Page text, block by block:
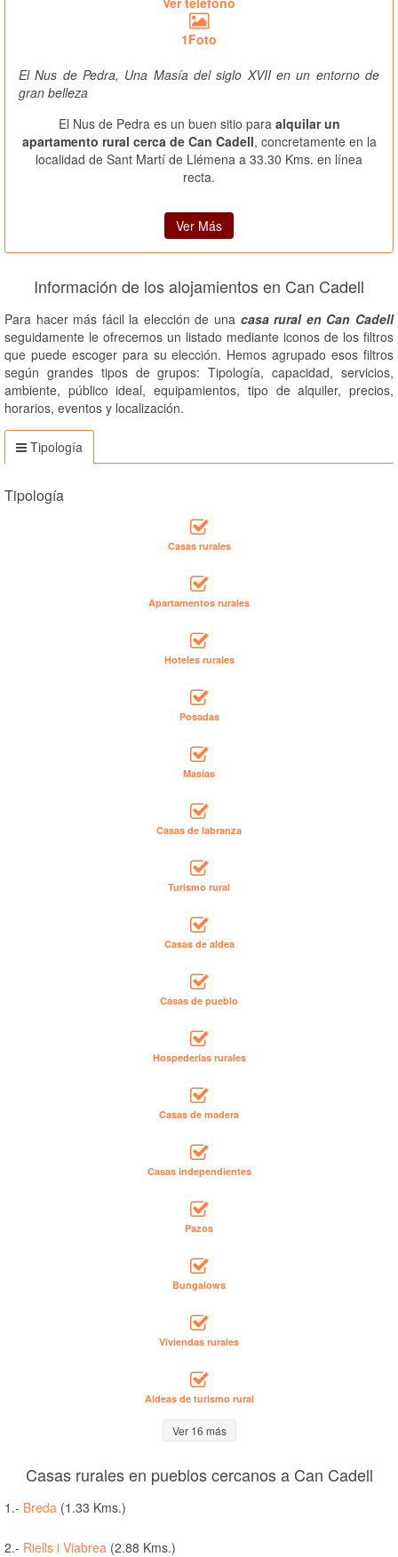
1Foto
El Nus de Pedra, Una Masía del siglo XVII en un entorno de
gran belleza
El Nus de Pedra es un buen sitio para alquilar un
apartamento rural cerca de Can Cadell, concretamente en la
localidad de Sant Martí de Llémena a 33.30 Kms. en línea
recta.
Ver Más
Información de los alojamientos en Can Cadell
Para hacer más fácil la elección de una casa rural en Can Cadell
seguidamente le ofrecemos un listado mediante iconos de los filtros
que puede escoger para su elección. Hemos agrupado esos filtros
según grandes tipos de grupos: Tipología, capacidad, servicios,
ambiente, público ideal, equipamientos, tipo de alquiler, precios,
horarios, eventos y localización.
Tipología
Tipología
Casas rurales
Apartamentos rurales
Hoteles rurales
Posadas
Masías
Casas de labranza
Turismo rural
Casas de aldea
Casas de pueblo
Hospederías rurales
Casas de madera
Casas independientes
Pazos
Bungalows
Viviendas rurales
Aldeas de turismo rural
Ver 16 más
Casas rurales en pueblos cercanos a Can Cadell
1.- Breda (1.33 Kms.)
2.- Riells i Viabrea (2.88 Kms.)